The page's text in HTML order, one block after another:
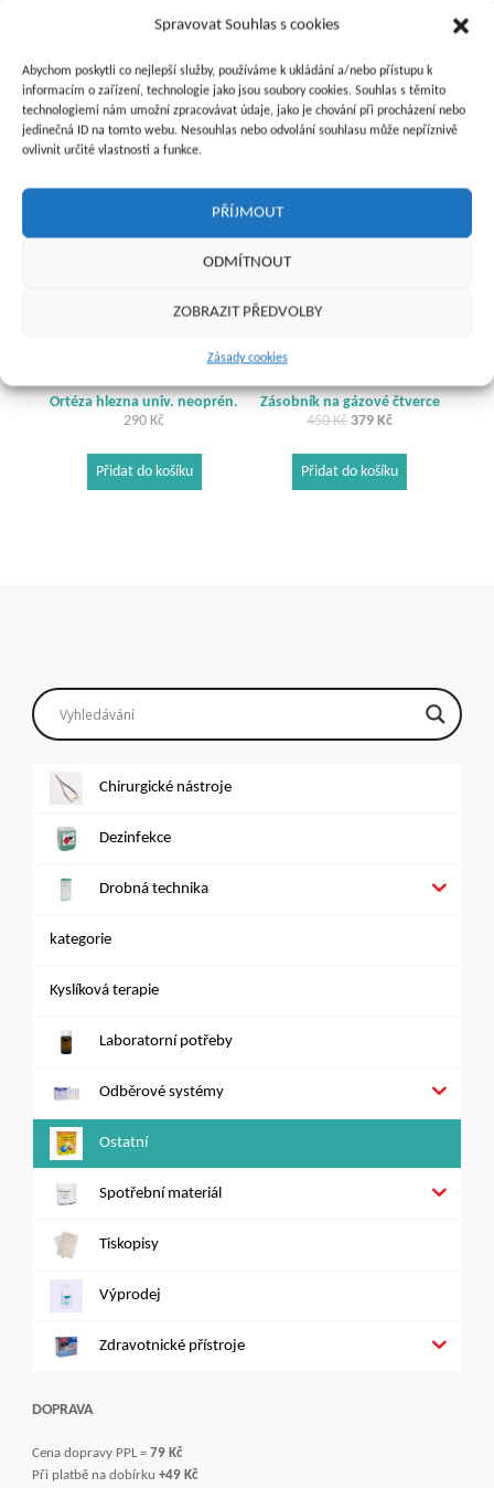
Spravovat Souhlas s cookies
Abychom poskytli co nejlepší služby, používáme k ukládání a/nebo přístupu k
informacím o zařízení, technologie jako jsou soubory cookies. Souhlas s těmito
technologiemi nám umožní zpracovávat údaje, jako je chování při procházení nebo
jedinečná ID na tomto webu. Nesouhlas nebo odvolání souhlasu může nepříznivě
ovlivnit určité vlastnosti a funkce.
PŘÍJMOUT
ODMÍTNOUT
ZOBRAZIT PŘEDVOLBY
Zásady cookies
Hydroxid sodný čistý 1000 g
145Kč
Přidat do košíku
Dávkovač léků Anabox 7 dní
170 Kč
Přidat do košíku
Ortéza hlezna univ. neoprén.
290 Kč
Přidat do košíku
Zásobník na gázové čtverce
450Kč Původní
byla:
379KčAktuální
je:
Přidat do košíku
Chirurgické nástroje
Dezinfekce
Drobná technika
kategorie
Kyslíková terapie
Laboratorní potřeby
Odběrové systémy
Ostatní
Spotřební materiál
Tiskopisy
Výprodej
Zdravotnické přístroje
DOPRAVA
Cena dopravy PPL =79 Kč
Při platbě na dobírku +49 Kč